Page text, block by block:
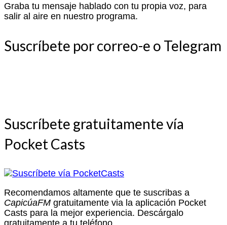
Graba tu mensaje hablado con tu propia voz, para
salir al aire en nuestro programa.
Suscríbete por correo-e o Telegram
Suscríbete gratuitamente vía
Pocket Casts
Recomendamos altamente que te suscribas a
CapicúaFM gratuitamente via la aplicación Pocket
Casts para la mejor experiencia. Descárgalo
gratuitamente a tu teléfono